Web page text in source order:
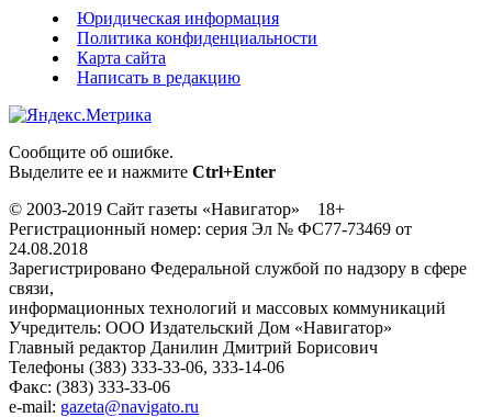
Юридическая информация
Политика конфиденциальности
Карта сайта
Написать в редакцию
Сообщите об ошибке.
Выделите ее и нажмите Ctrl+Enter
© 2003-2019 Сайт газеты «Навигатор» 18+
Регистрационный номер: серия Эл № ФС77-73469 от
24.08.2018
Зарегистрировано Федеральной службой по надзору в сфере
связи,
информационных технологий и массовых коммуникаций
Учредитель: ООО Издательский Дом «Навигатор»
Главный редактор Данилин Дмитрий Борисович
Телефоны (383) 333-33-06, 333-14-06
Факс: (383) 333-33-06
e-mail: gazeta@navigato.ru